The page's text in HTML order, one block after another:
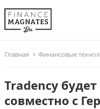
Главная Финансовые
Tradency
совместно с